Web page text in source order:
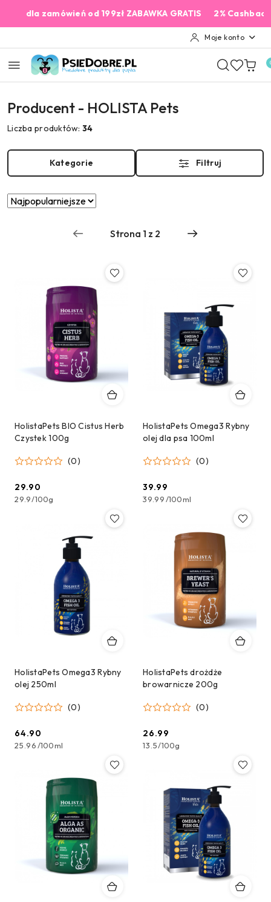
Przejdź do treści głównej
Przejdź do wyszukiwarki
Przejdź do moje konto
Przejdź do menu głównego
Przejdź do stopki
zamówień od 199zł ZABAWKA GRATIS 2% Cashback na
Moje konto
Producent - HOLISTA Pets
Liczba produktów:34
Kategorie Filtruj
Zastosowano
Najpopularniejsze.
Sortuj
HolistaPets BIO Cistus Herb
Czystek 100g
(0)
Cena:
29.90
29.9/100g
HolistaPets Omega3 Rybny
olej dla psa 100ml
(0)
Cena:
39.99
39.99/100ml
HolistaPets Omega3 Rybny
olej 250ml
(0)
Cena:
64.90
25.96/100ml
HolistaPets drożdże
browarnicze 200g
(0)
Cena:
26.99
13.5/100g